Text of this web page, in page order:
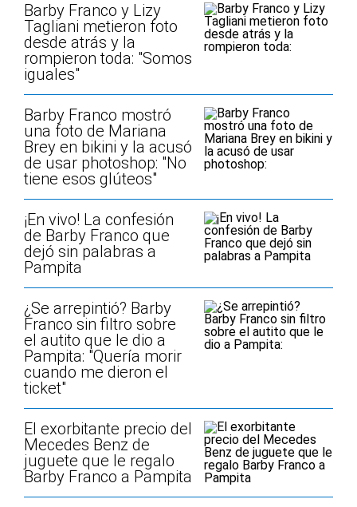
Barby Franco y Lizy
Tagliani metieron foto
desde atrás y la
rompieron toda: "Somos
iguales"
Barby Franco mostró
una foto de Mariana
Brey en bikini y la acusó
de usar photoshop: "No
tiene esos glúteos"
¡En vivo! La confesión
de Barby Franco que
dejó sin palabras a
Pampita
¿Se arrepintió? Barby
Franco sin filtro sobre
el autito que le dio a
Pampita: "Quería morir
cuando me dieron el
ticket"
El exorbitante precio del
Mecedes Benz de
juguete que le regalo
Barby Franco a Pampita